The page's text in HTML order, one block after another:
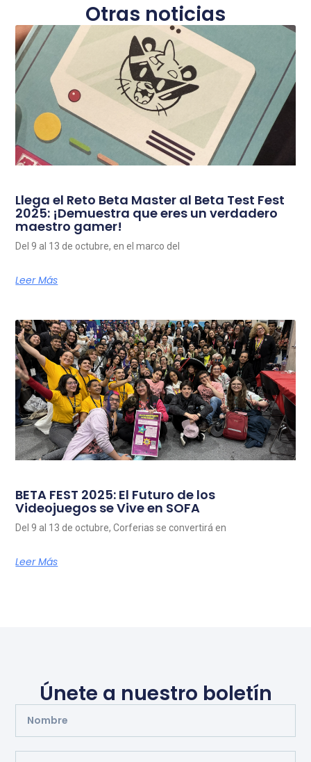
Otras noticias
Llega el Reto Beta Master al Beta Test Fest
2025: ¡Demuestra que eres un verdadero
maestro gamer!
Del 9 al 13 de octubre, en el marco del
Leer Más
BETA FEST 2025: El Futuro de los
Videojuegos se Vive en SOFA
Del 9 al 13 de octubre, Corferias se convertirá en
Leer Más
Únete a nuestro boletín